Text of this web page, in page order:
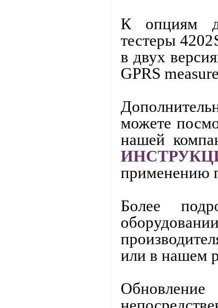
К опциям
тестеры 4202
в двух
GPRS
можете
нашей
применению
Более
или в нашем